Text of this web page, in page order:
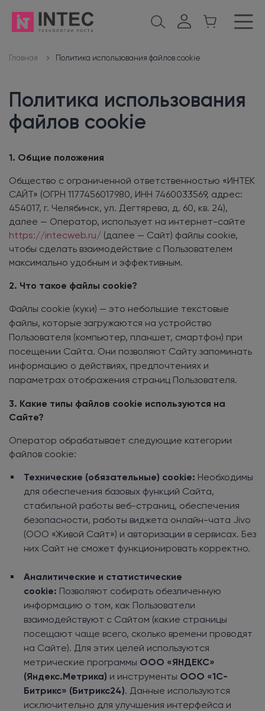
Главная Политика использования файлов cookie
Политика использования
файлов cookie
1. Общие положения
Общество с ограниченной ответственностью «ИНТЕК
САЙТ» (ОГРН 1177456017980, ИНН 7460033569, адрес:
454017, г. Челябинск, ул. Дегтярева, д. 60, кв. 24),
далее — Оператор, использует на интернет-сайте
https://intecweb.ru/ (далее — Сайт) файлы cookie,
чтобы сделать взаимодействие с Пользователем
максимально удобным и эффективным.
2. Что такое файлы cookie?
Файлы cookie (куки) — это небольшие текстовые
файлы, которые загружаются на устройство
Пользователя (компьютер, планшет, смартфон) при
посещении Сайта. Они позволяют Сайту запоминать
информацию о действиях, предпочтениях и
параметрах отображения страниц Пользователя.
3. Какие типы файлов cookie используются на
Сайте?
Оператор обрабатывает следующие категории
файлов cookie:
Технические (обязательные) cookie: Необходимы
для обеспечения базовых функций Сайта,
стабильной работы веб-страниц, обеспечения
безопасности, работы виджета онлайн-чата Jivo
(ООО «Живой Сайт») и авторизации в сервисах. Без
них Сайт не сможет функционировать корректно.
Аналитические и статистические
cookie: Позволяют собирать обезличенную
информацию о том, как Пользователи
взаимодействуют с Сайтом (какие страницы
посещают чаще всего, сколько времени проводят
на Сайте). Для этих целей используются
метрические программы ООО «ЯНДЕКС»
(Яндекс.Метрика) и инструменты ООО «1С-
Битрикс» (Битрикс24). Данные используются
исключительно для улучшения интерфейса и